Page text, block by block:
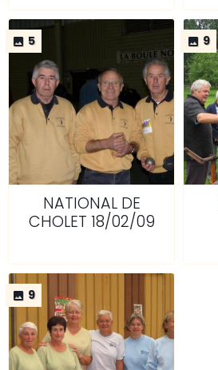
5
NATIONAL DE
CHOLET 18/02/09
9
9